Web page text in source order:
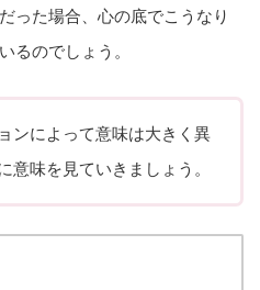
った場合、心の底でこうなり
るのでしょう。
ンによって意味は大きく異
意味を見ていきましょう。